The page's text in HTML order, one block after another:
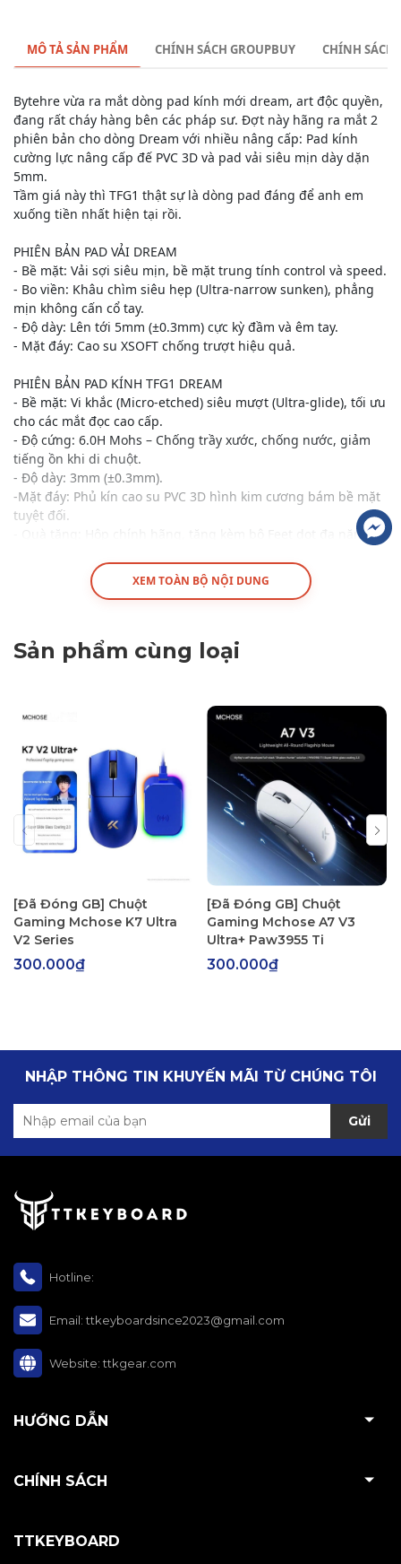
MÔ TẢ SẢN PHẨM CHÍNH SÁCH GROUPBUY CHÍNH SÁCH
Bytehre vừa ra mắt dòng pad kính mới dream, art độc quyền,
đang rất cháy hàng bên các pháp sư. Đợt này hãng ra mắt 2
phiên bản cho dòng Dream với nhiều nâng cấp: Pad kính
cường lực nâng cấp đế PVC 3D và pad vải siêu mịn dày dặn
5mm.
Tầm giá này thì TFG1 thật sự là dòng pad đáng để anh em
xuống tiền nhất hiện tại rồi.
PHIÊN BẢN PAD VẢI DREAM
- Bề mặt: Vải sợi siêu mịn, bề mặt trung tính control và speed.
- Bo viền: Khâu chìm siêu hẹp (Ultra-narrow sunken), phẳng
mịn không cấn cổ tay.
- Độ dày: Lên tới 5mm (±0.3mm) cực kỳ đầm và êm tay.
- Mặt đáy: Cao su XSOFT chống trượt hiệu quả.
PHIÊN BẢN PAD KÍNH TFG1 DREAM
- Bề mặt: Vi khắc (Micro-etched) siêu mượt (Ultra-glide), tối ưu
cho các mắt đọc cao cấp.
- Độ cứng: 6.0H Mohs – Chống trầy xước, chống nước, giảm
tiếng ồn khi di chuột.
- Độ dày: 3mm (±0.3mm).
-Mặt đáy: Phủ kín cao su PVC 3D hình kim cương bám bề mặt
tuyệt đối.
- Quà tặng: Hộp chính hãng, tặng kèm bộ Feet dot đa năng
XEM TOÀN BỘ NỘI DUNG
Sản phẩm cùng loại
[Đã Đóng GB] Chuột
Gaming Mchose K7 Ultra
V2 Series
300.000₫
[Đã Đóng GB] Chuột
Gaming Mchose A7 V3
Ultra+ Paw3955 Ti
300.000₫
NHẬP THÔNG TIN KHUYẾN MÃI TỪ CHÚNG TÔI
Gửi
Hotline:
Email:ttkeyboardsince2023@gmail.com
Website:ttkgear.com
HƯỚNG DẪN
CHÍNH SÁCH
TTKEYBOARD